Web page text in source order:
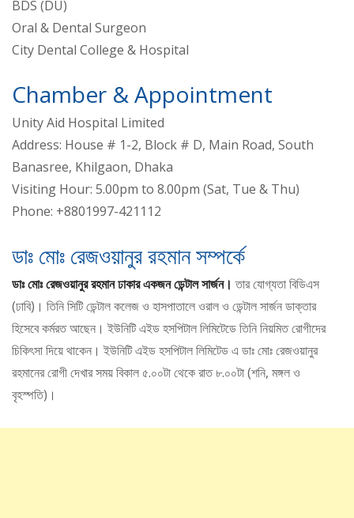
BDS (DU)
Oral & Dental Surgeon
City Dental College & Hospital
Chamber & Appointment
Unity Aid Hospital Limited
Address: House # 1-2, Block # D, Main Road, South
Banasree, Khilgaon, Dhaka
Visiting Hour: 5.00pm to 8.00pm (Sat, Tue & Thu)
Phone: +8801997-421112
ডাঃ মোঃ রেজওয়ানুর রহমান সম্পর্কে
ডাঃ মোঃ রেজওয়ানুর রহমান ঢাকার একজন ডেন্টাল সার্জন। তার যোগ্যতা বিডিএস
(ঢাবি)। তিনি সিটি ডেন্টাল কলেজ ও হাসপাতালে ওরাল ও ডেন্টাল সার্জন ডাক্তার
হিসেবে কর্মরত আছেন। ইউনিটি এইড হসপিটাল লিমিটেডে তিনি নিয়মিত রোগীদের
চিকিৎসা দিয়ে থাকেন। ইউনিটি এইড হসপিটাল লিমিটেড এ ডাঃ মোঃ রেজওয়ানুর
রহমানের রোগী দেখার সময় বিকাল ৫.০০টা থেকে রাত ৮.০০টা (শনি, মঙ্গল ও
বৃহস্পতি)।